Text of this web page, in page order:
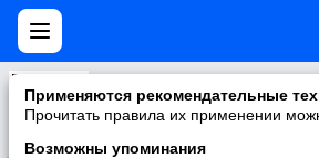
Применяются рекомендательные
Прочитать правила их применении
Возможны упоминания